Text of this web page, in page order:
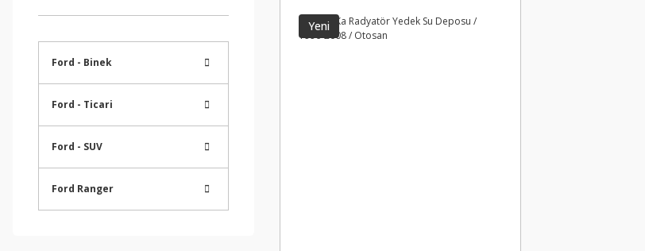
Ford - Binek
Ford - Ticari
Ford - SUV
Ford Ranger
Yeni